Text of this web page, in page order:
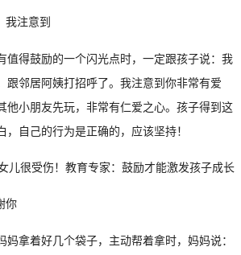
我注意到
值得鼓励的一个闪光点时，一定跟孩子说：我
跟邻居阿姨打招呼了。我注意到你非常有爱
他小朋友先玩，非常有仁爱之心。孩子得到这
自己的行为是正确的，应该坚持！
你
妈拿着好几个袋子，主动帮着拿时，妈妈说：